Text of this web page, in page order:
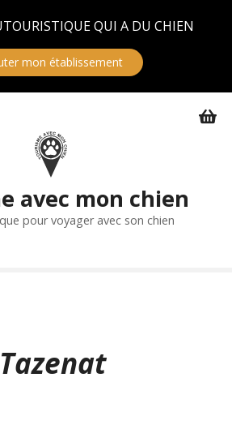
QUI A DU CHIEN
mon établissement
avec mon chien
pour voyager avec son chien